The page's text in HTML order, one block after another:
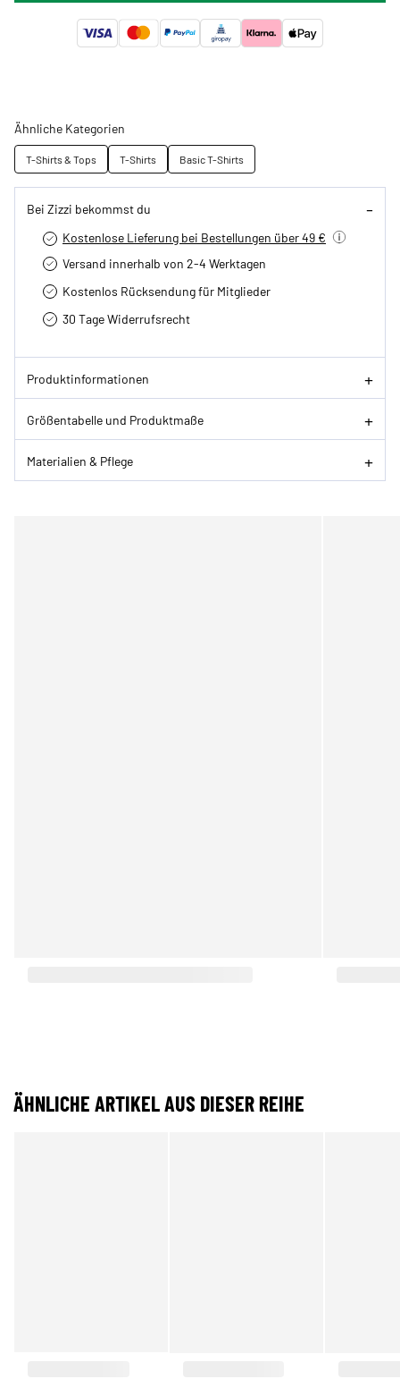
Ähnliche Kategorien
T-Shirts & Tops T-Shirts Basic T-Shirts
Bei Zizzi bekommst du
Kostenlose Lieferung bei Bestellungen über 49 €
Versand innerhalb von 2-4 Werktagen
Kostenlos Rücksendung für Mitglieder
30 Tage Widerrufsrecht
Produktinformationen
Größentabelle und Produktmaße
Materialien & Pflege
ÄHNLICHE ARTIKEL AUS DIESER REIHE